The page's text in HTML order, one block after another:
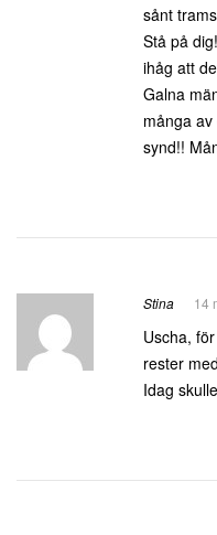
sånt
Stå på
ihåg att
Galna
många
synd!!
Stina 14
Uscha,
rester
Idag